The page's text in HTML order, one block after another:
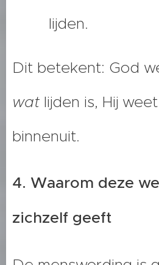
lijden.
Dit betekent: God
wat lijden is, Hij
binnenuit.
4. Waarom deze
zichzelf geeft